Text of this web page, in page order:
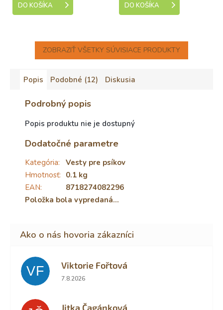
DO KOŠÍKA DO KOŠÍKA
ZOBRAZIŤ VŠETKY SÚVISIACE PRODUKTY
Popis Podobné (12) Diskusia
Podrobný popis
Popis produktu nie je dostupný
Dodatočné parametre
Kategória:
Vesty pre psíkov
Hmotnosť: 0.1 kg
EAN:
8718274082296
Položka bola vypredaná…
VF Viktorie Fořtová
Hodnotenie obchodu je 2 z 5 hviezdičiek.
7.8.2026
Jitka Čagánková